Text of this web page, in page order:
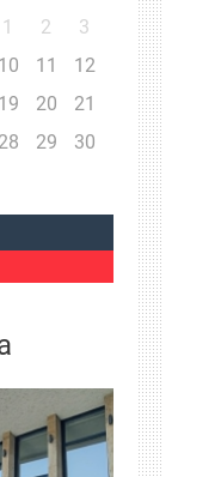
1
2
3
10 11
12
19 20
21
28 29
30